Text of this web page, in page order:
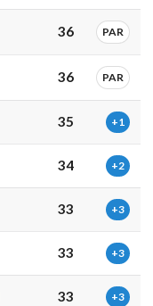
36 PAR
36 PAR
35 +1
34 +2
33 +3
33 +3
33 +3